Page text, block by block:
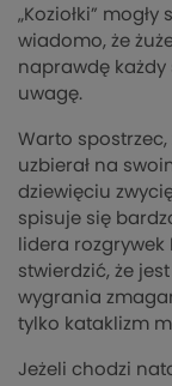
„Koziołki”
wiadomo, że
naprawdę każdy
uwagę.
Warto spostrzec,
uzbierał na
dziewięciu
spisuje się
lidera rozgrywek
stwierdzić, że
wygrania
tylko kataklizm
Jeżeli chodzi